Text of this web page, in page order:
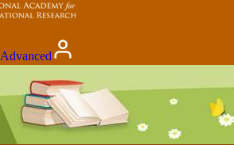
Advanced